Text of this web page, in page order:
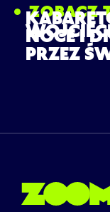
ZOBACZ
NOCE I
PRZEZ